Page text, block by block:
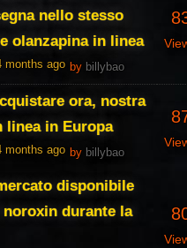
nello stesso
olanzapina in linea
months ago by billybao
ora, nostra
linea in Europa
months ago by billybao
disponibile
durante la